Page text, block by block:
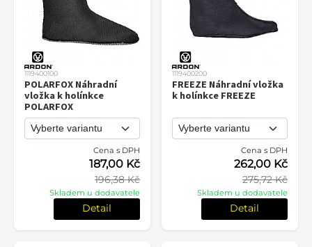
1119400100
POLARFOX Náhradní
vložka k holínkce
POLARFOX
Cena s DPH
196,38 Kč
187,00 Kč
Skladem u dodavatele
Detail
1119400200
FREEZE Náhradní vložka
k holínkce FREEZE
Cena s DPH
275,72 Kč
262,00 Kč
Skladem u dodavatele
Detail